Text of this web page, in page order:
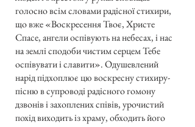
голосно всім словами радісної стихири,
що вже «Воскресення Твоє, Христе
Спасе, ангели оспівують на небесах, і нас
на землі сподоби чистим серцем Тебе
оспівувати і славити». Одушевлений
нарід підхоплює цю воскресну стихиру-
пісню в супроводі радісного гомону
дзвонів і захоплених співів, урочистий
похід виходить із храму, обходить його